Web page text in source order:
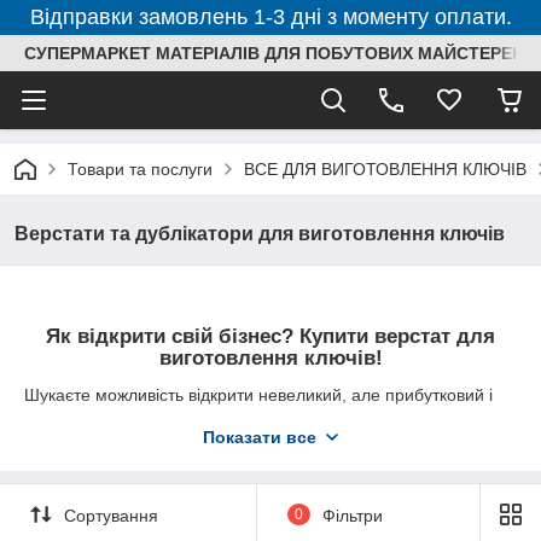
Відправки замовлень 1-3 дні з моменту оплати.
СУПЕРМАРКЕТ МАТЕРІАЛІВ ДЛЯ ПОБУТОВИХ МАЙСТЕРЕНЬ
Товари та послуги ВСЕ ДЛЯ ВИГОТОВЛЕННЯ КЛЮЧІВ
Верстати та дублікатори для виготовлення ключів
Як відкрити свій бізнес? Купити верстат для
виготовлення ключів!
Шукаєте можливість відкрити невеликий, але прибутковий і
майстерня з виготовлення ключів, адже будь-яка людина час
невеликі – вам знадобитьсяобладнання для виготовлення
ключів.
Показати все
Сортування 0 Фільтри